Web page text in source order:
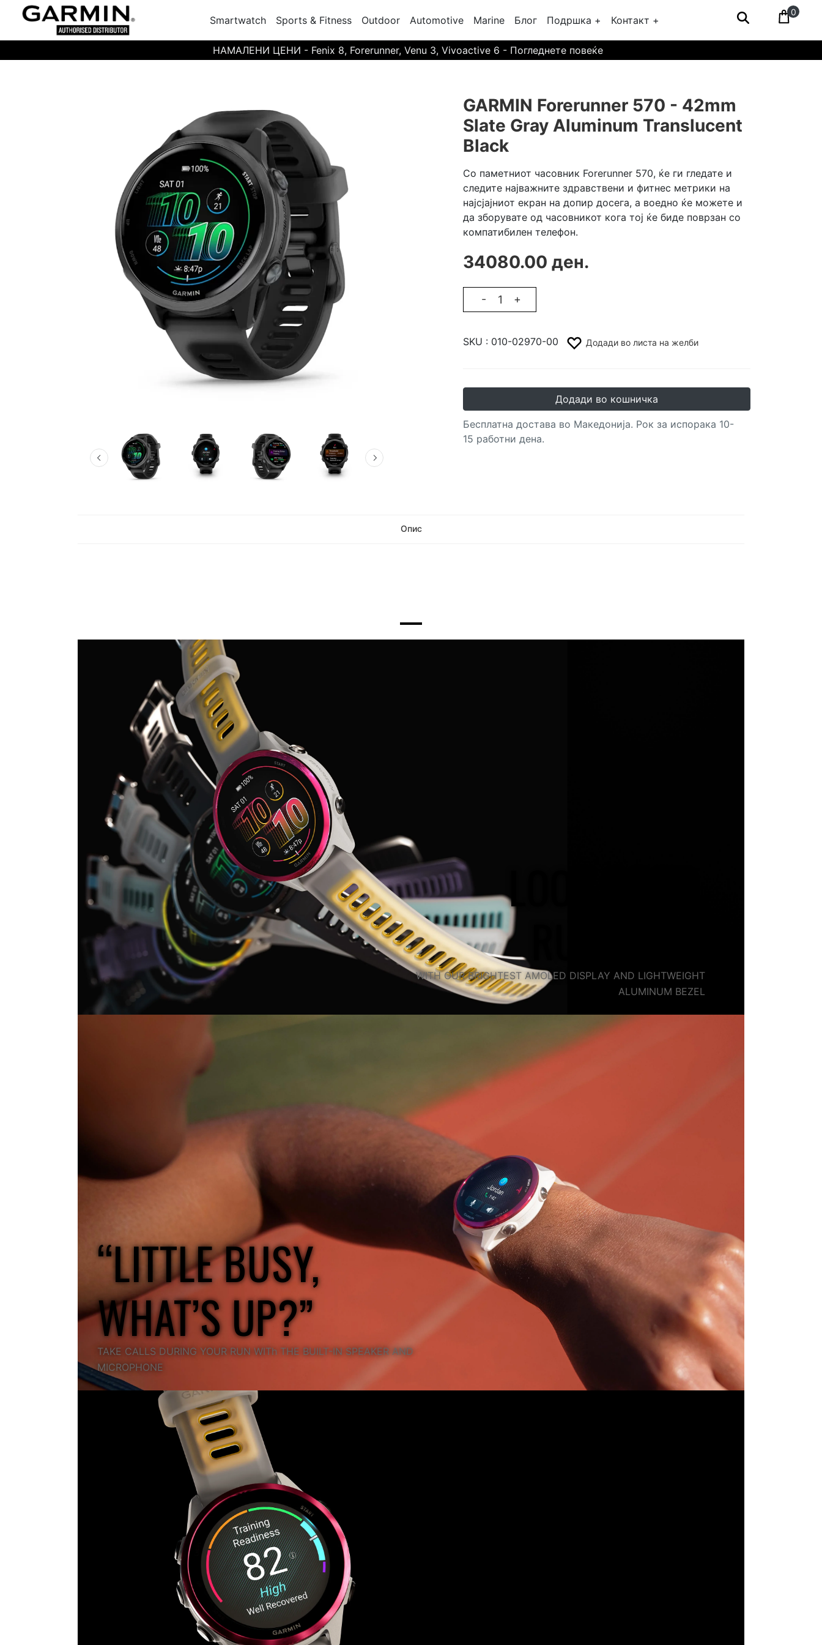
Smartwatch Sports & Fitness Outdoor Automotive Marine Блог Подршка + Контакт +
0
НАМАЛЕНИ ЦЕНИ - Fenix 8, Forerunner, Venu 3, Vivoactive 6 - Погледнете повеќе
GARMIN Forerunner 570 - 42mm
Slate Gray Aluminum Translucent
Black
Со паметниот часовник Forerunner 570, ќе ги гледате и
следите најважните здравствени и фитнес метрики на
најсјајниот екран на допир досега, а воедно ќе можете и
да зборувате од часовникот кога тој ќе биде поврзан со
компатибилен телефон.
34080.00 ден.
- +
SKU : 010-02970-00 Додади во листа на желби
Додади во кошничка
Бесплатна достава во Македонија. Рок за испорака 10-
15 работни дена.
Опис
LOOK GOOD,
WITH OUR BRIGHTEST AMOLED DISPLAY AND LIGHTWEIGHT
ALUMINUM BEZEL
“LITTLE BUSY,
WHAT’S UP?”
TAKE CALLS DURING YOUR RUN WITh THE BUILT-IN SPEAKER AND
MICROPHONE